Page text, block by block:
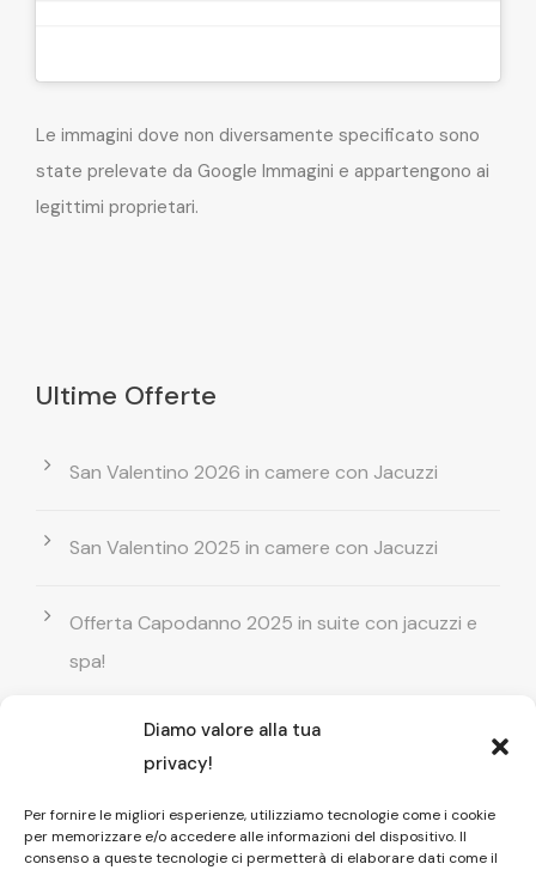
Diamo valore alla tua
privacy!
Per fornire le migliori esperienze, utilizziamo tecnologie come i cookie
per memorizzare e/o accedere alle informazioni del dispositivo. Il
consenso a queste tecnologie ci permetterà di elaborare dati come il
Le immagini dove non diversamente specificato sono
state prelevate da Google Immagini e appartengono ai
legittimi proprietari.
Ultime Offerte
San Valentino 2026 in camere con Jacuzzi
San Valentino 2025 in camere con Jacuzzi
Offerta Capodanno 2025 in suite con jacuzzi e
spa!
Offerta Natale in camera con vasca
idromassaggio ! Prenota il tuo relax esclusivo
Entrata GRATUITA in Piscina esterna! Il tuo relax